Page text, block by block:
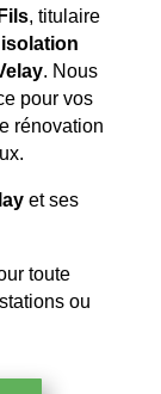
, titulaire
isolation
. Nous
pour vos
rénovation
et ses
toute
ou